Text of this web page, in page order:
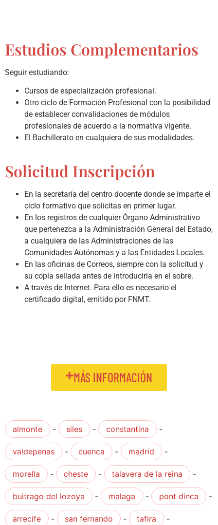
Estudios Complementarios
Seguir estudiando:
Cursos de especialización profesional.
Otro ciclo de Formación Profesional con la posibilidad
de establecer convalidaciones de módulos
profesionales de acuerdo a la normativa vigente.
El Bachillerato en cualquiera de sus modalidades.
Solicitud Inscripción
En la secretaría del centro docente donde se imparte el
ciclo formativo que solicitas en primer lugar.
En los registros de cualquier Órgano Administrativo
que pertenezca a la Administración General del Estado,
a cualquiera de las Administraciones de las
Comunidades Autónomas y a las Entidades Locales.
En las oficinas de Correos, siempre con la solicitud y
su copia sellada antes de introducirla en el sobre.
A través de Internet. Para ello es necesario el
certificado digital, emitido por FNMT.
MÁS INFORMACIÓN
almonte - siles - constantina -
valdepenas - cuenca - madrid -
morella - cheste - talavera de la reina -
buitrago del lozoya - malaga - pont dinca -
arrecife - san fernando - tafira -